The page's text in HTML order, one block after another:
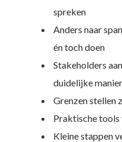
spreken
Anders naar
én toch doen
Stakeholders
duidelijke
Grenzen stellen
Praktische
Kleine stappen